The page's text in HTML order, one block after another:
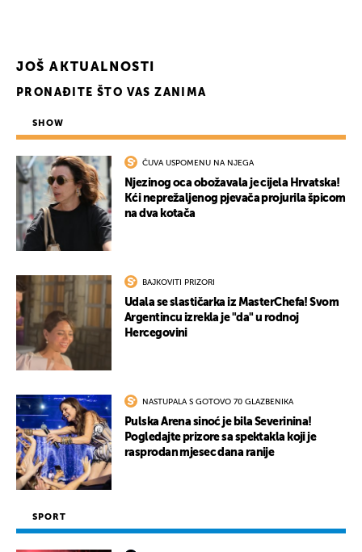
JOŠ AKTUALNOSTI
PRONAĐITE ŠTO VAS ZANIMA
SHOW
ČUVA USPOMENU NA NJEGA
Njezinog oca obožavala je cijela Hrvatska!
Kći neprežaljenog pjevača projurila špicom
na dva kotača
BAJKOVITI PRIZORI
Udala se slastičarka iz MasterChefa! Svom
Argentincu izrekla je "da" u rodnoj
Hercegovini
NASTUPALA S GOTOVO 70 GLAZBENIKA
Pulska Arena sinoć je bila Severinina!
Pogledajte prizore sa spektakla koji je
rasprodan mjesec dana ranije
SPORT